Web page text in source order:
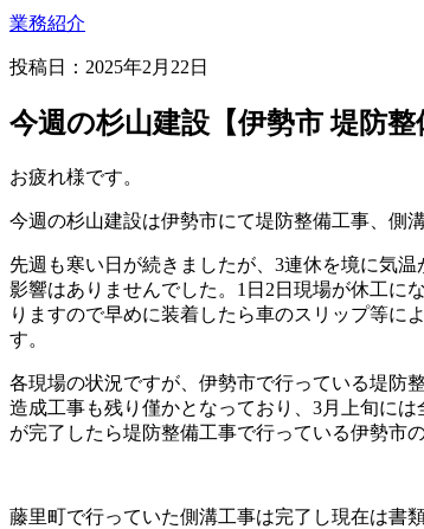
業務紹介
投稿日：2025年2月22日
今週の杉山建設【伊勢市 堤防
お疲れ様です。
今週の杉山建設は伊勢市にて堤防整備工事、側
先週も寒い日が続きましたが、3連休を境に気
影響はありませんでした。1日2日現場が休工に
りますので早めに装着したら車のスリップ等に
す。
各現場の状況ですが、伊勢市で行っている堤防
造成工事も残り僅かとなっており、3月上旬に
が完了したら堤防整備工事で行っている伊勢市
藤里町で行っていた側溝工事は完了し現在は書